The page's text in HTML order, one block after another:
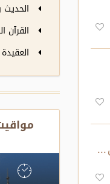
القرآن
العقيدة